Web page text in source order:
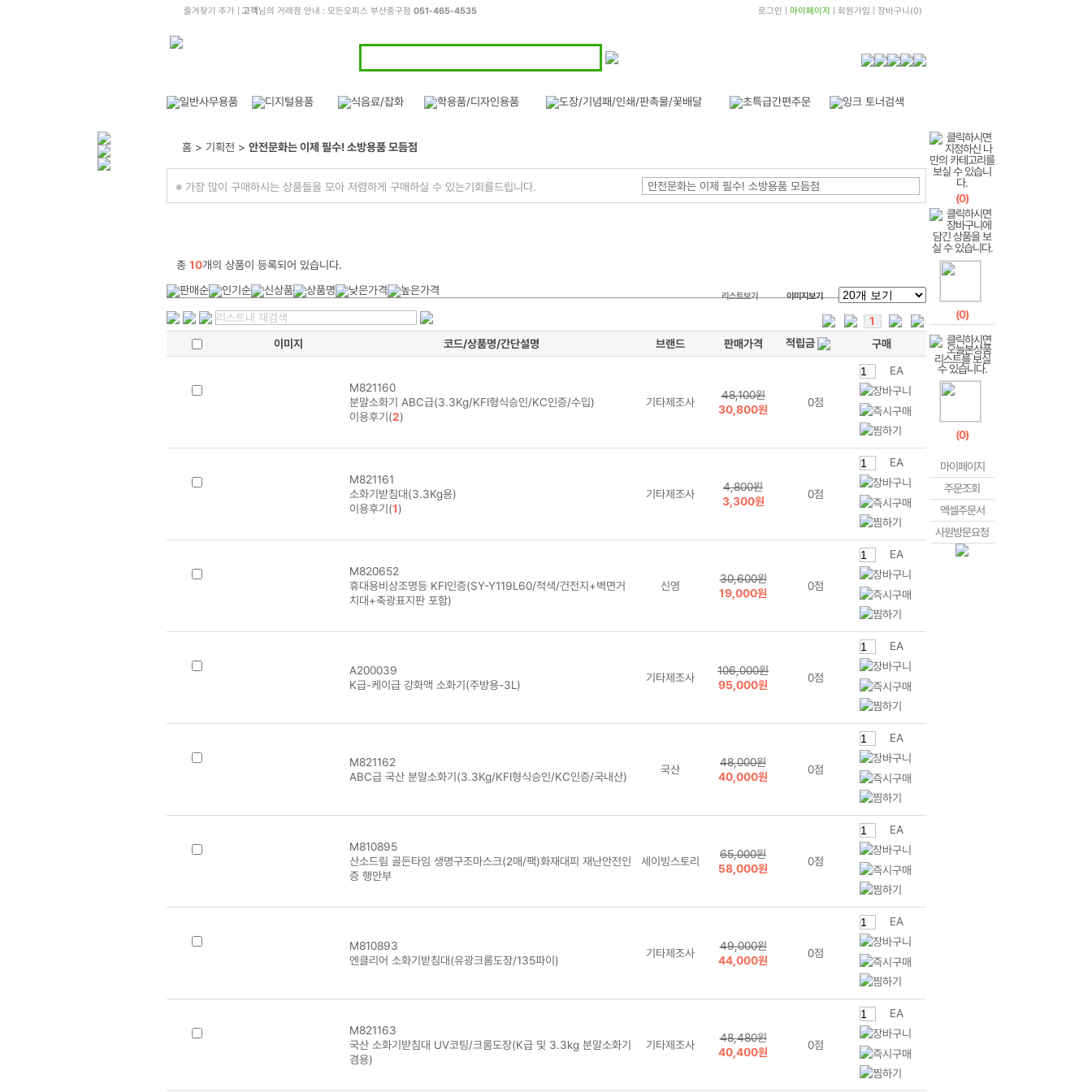
즐겨찾기 추가| 고객님의 거래점 안내 : 모든오피스 부산중구점 051-465-4535 로그인 마이페이지 회원가입 장바구니 (0)
홈 > 기획전 > 안전문화는 이제 필수! 소방용품 모듬점
※ 가장 많이 구매하시는 상품들을 모아 저렴하게 구매하실 수 있는기회를드립니다. 안전문화는 이제 필수! 소방용품 모듬점
총 10개의 상품이 등록되어 있습니다.
리스트보기 이미지보기
1
이미지
코드/상품명/간단설명 브랜드 판매가격 적립금 구매
M821160
분말소화기 ABC급(3.3Kg/KFI형식승인/KC인증/수입)
이용후기(2)
기타제조사
48,100원
30,800원
0점
EA
M821161
소화기받침대(3.3Kg용)
이용후기(1)
기타제조사
4,800원
3,300원
0점
EA
M820652
휴대용비상조명등 KFI인증(SY-Y119L60/적색/건전지+벽면거
치대+축광표지판 포함)
신영
30,600원
19,000원
0점
EA
A200039
K급-케이급 강화액 소화기(주방용-3L)
기타제조사
106,000원
95,000원
0점
EA
M821162
ABC급 국산 분말소화기(3.3Kg/KFI형식승인/KC인증/국내산)
국산
48,000원
40,000원
0점
EA
M810895
산소드림 골든타임 생명구조마스크(2매/팩)화재대피 재난안전인
증 행안부
세이빙스토리
65,000원
58,000원
0점
EA
M810893
엔클리어 소화기받침대(유광크롬도장/135파이)
기타제조사
49,000원
44,000원
0점
EA
M821163
국산 소화기받침대 UV코팅/크롬도장(K급 및 3.3kg 분말소화기
겸용)
기타제조사
48,480원
40,400원
0점
EA
(0)
(0)
(0)
마이페이지
주문조회
엑셀주문서
사원방문요청